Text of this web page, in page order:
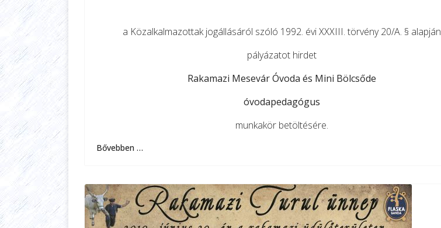
a Közalkalmazottak jogállásáról szóló 1992. évi XXXIII. törvény 20/A. § alapján
pályázatot hirdet
Rakamazi Mesevár Óvoda és Mini Bölcsőde
óvodapedagógus
munkakör betöltésére.
Bővebben …